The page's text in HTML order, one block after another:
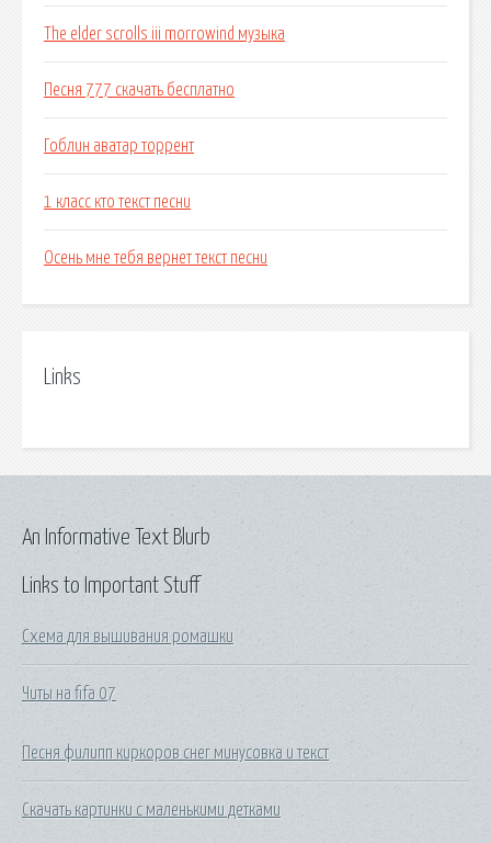
The elder scrolls iii morrowind музыка
Песня 777 скачать бесплатно
Гоблин аватар торрент
1 класс кто текст песни
Осень мне тебя вернет текст песни
Links
Links to Important Stuff
Схема для вышивания ромашки
Читы на fifa 07
Песня филипп киркоров снег минусовка и текст
Скачать картинки с маленькими детками
An Informative Text Blurb